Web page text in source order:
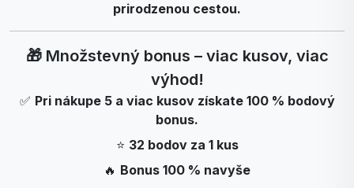
prirodzenou cestou.
🎁 Množstevný bonus – viac kusov, viac
výhod!
✅ Pri nákupe 5 a viac kusov získate 100 % bodový
bonus.
⭐ 32 bodov za 1 kus
🔥 Bonus 100 % navyše